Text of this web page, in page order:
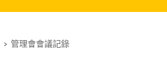
管理會會議記錄